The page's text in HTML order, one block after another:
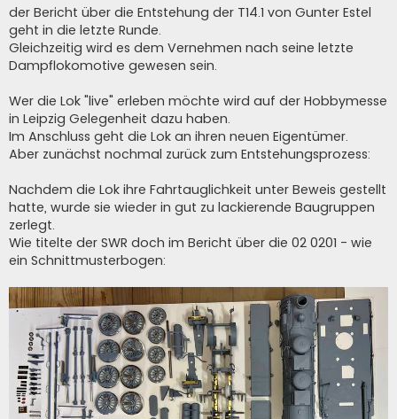
a
g
der Bericht über die Entstehung der T14.1 von Gunter Estel
geht in die letzte Runde.
Gleichzeitig wird es dem Vernehmen nach seine letzte
Dampflokomotive gewesen sein.
Wer die Lok "live" erleben möchte wird auf der Hobbymesse
in Leipzig Gelegenheit dazu haben.
Im Anschluss geht die Lok an ihren neuen Eigentümer.
Aber zunächst nochmal zurück zum Entstehungsprozess:
Nachdem die Lok ihre Fahrtauglichkeit unter Beweis gestellt
hatte, wurde sie wieder in gut zu lackierende Baugruppen
zerlegt.
Wie titelte der SWR doch im Bericht über die 02 0201 - wie
ein Schnittmusterbogen: